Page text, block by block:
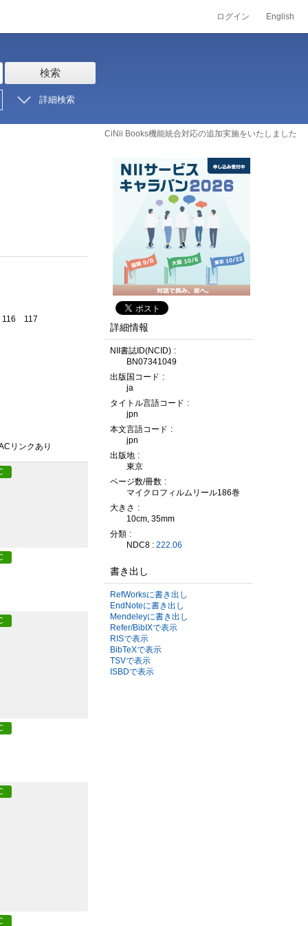
ログイン English
検索
詳細検索
CiNii Books機能統合対応の追加実施をいたしました
116 117
リンクあり
詳細情報
NII書誌ID(NCID)
BN07341049
出版国コード
ja
タイトル言語コード
jpn
本文言語コード
jpn
出版地
東京
ページ数/冊数
マイクロフィルムリール186巻
大きさ
10cm, 35mm
分類
NDC8 : 222.06
書き出し
RefWorksに書き出し
EndNoteに書き出し
Mendeleyに書き出し
Refer/BibIXで表示
RISで表示
BibTeXで表示
TSVで表示
ISBDで表示